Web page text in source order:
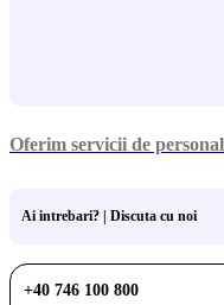
Oferim servicii de
Ai intrebari? | Discuta cu noi
+40 746 100 800